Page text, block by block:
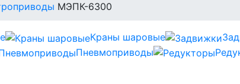
МЭПК-6300
Краны шаровые
Пневмоприводы